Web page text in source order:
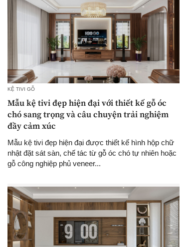
KỆ TIVI GỖ
Mẫu kệ tivi đẹp hiện đại với thiết kế gỗ óc
chó sang trọng và câu chuyện trải nghiệm
đầy cảm xúc
Mẫu kệ tivi đẹp hiện đại được thiết kế hình hộp chữ
nhật đặt sát sàn, chế tác từ gỗ óc chó tự nhiên hoặc
gỗ công nghiệp phủ veneer...